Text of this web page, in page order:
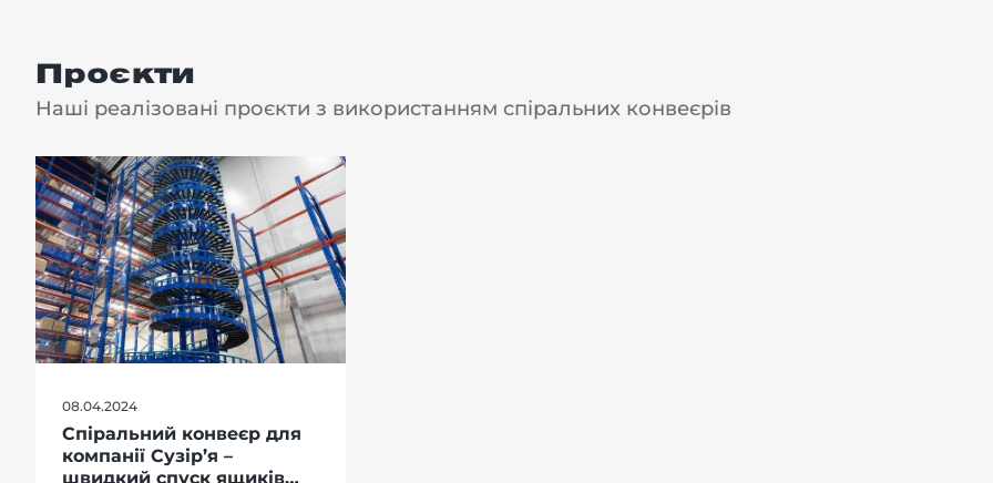
Проєкти
Наші реалізовані проєкти з використанням спіральних конвеєрів
08.04.2024
Спіральний конвеєр для
компанії Сузір’я –
швидкий спуск ящиків